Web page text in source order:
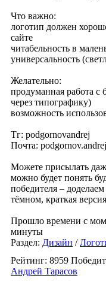
Что важно:
логотип должен
сайте
читабельность в
универсальность
Желательно:
продуманная работа
через типографику)
возможность
Тг: podgornovandrej
Почта:
Можете присылать
можно будет понять
победителя –
тёмном, краткая
Прошло времени с
минуты
Раздел: Дизайн /
Рейтинг: 8959
Андрей Тарасов